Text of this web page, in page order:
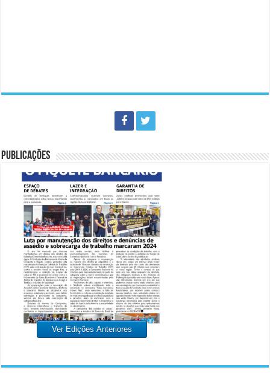
PUBLICAÇÕES
Ver Edições Anteriores